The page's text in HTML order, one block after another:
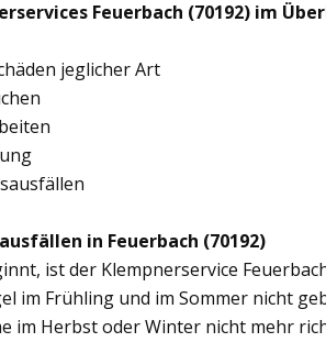
Feuerbach (70192) im
jeglicher Art
in Feuerbach (70192)
ist der Klempnerservice
im Frühling und im Sommer nicht
im Herbst oder Winter nicht mehr